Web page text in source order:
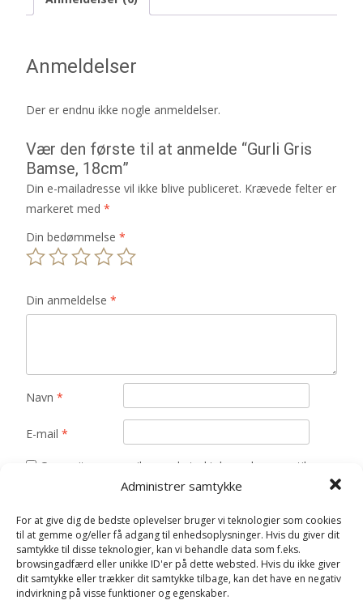
Administrer samtykke
For at give dig de bedste oplevelser bruger vi teknologier som cookies
til at gemme og/eller få adgang til enhedsoplysninger. Hvis du giver dit
samtykke til disse teknologier, kan vi behandle data som f.eks.
browsingadfærd eller unikke ID'er på dette websted. Hvis du ikke giver
dit samtykke eller trækker dit samtykke tilbage, kan det have en negativ
indvirkning på visse funktioner og egenskaber.
Anmeldelser
Der er endnu ikke nogle anmeldelser.
Vær den første til at anmelde “Gurli Gris
Bamse, 18cm”
Din e-mailadresse vil ikke blive publiceret. Krævede felter er
markeret med *
Din bedømmelse *
Din anmeldelse *
Navn *
E-mail *
Gem mit navn, mail og websted i denne browser til
næste gang jeg kommenterer.
Relaterede varer